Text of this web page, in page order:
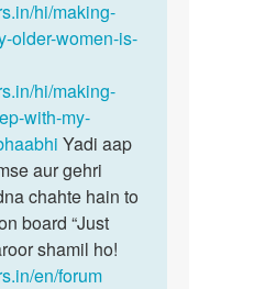
hi/making-
older-women-is-
hi/making-
with-my-
Yadi aap
aur gehri
chahte hain to
board “Just
shamil ho!
en/forum